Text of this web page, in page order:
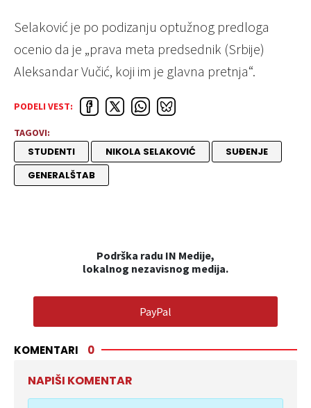
Selaković je po podizanju optužnog predloga
ocenio da je „prava meta predsednik (Srbije)
Aleksandar Vučić, koji im je glavna pretnja“.
PODELI VEST:
TAGOVI:
STUDENTI NIKOLA SELAKOVIĆ
SUĐENJE
GENERALŠTAB
Podrška radu IN Medije,
lokalnog nezavisnog medija.
PayPal
KOMENTARI 0
NAPIŠI KOMENTAR